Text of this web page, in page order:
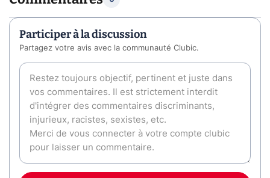
Participer à la discussion
Partagez votre avis avec la communauté Clubic.